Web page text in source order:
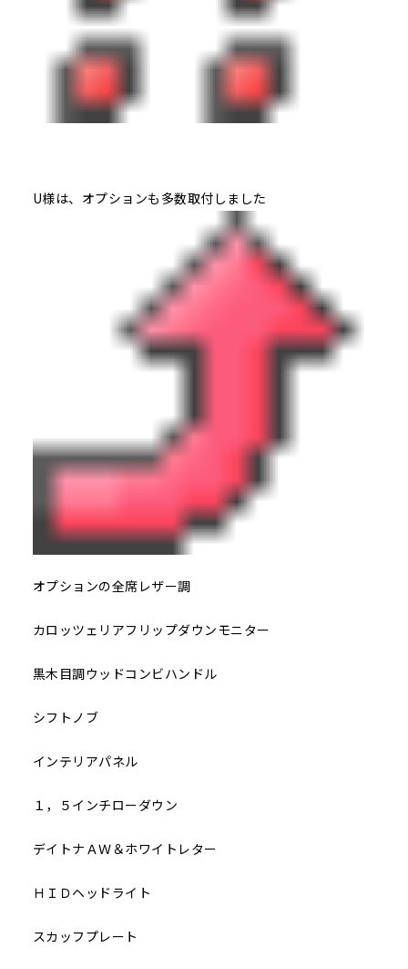
U様は、オプションも多数取付しました
オプションの全席レザー調
カロッツェリアフリップダウンモニター
黒木目調ウッドコンビハンドル
シフトノブ
インテリアパネル
１，５インチローダウン
デイトナＡＷ＆ホワイトレター
ＨＩＤヘッドライト
スカッフプレート